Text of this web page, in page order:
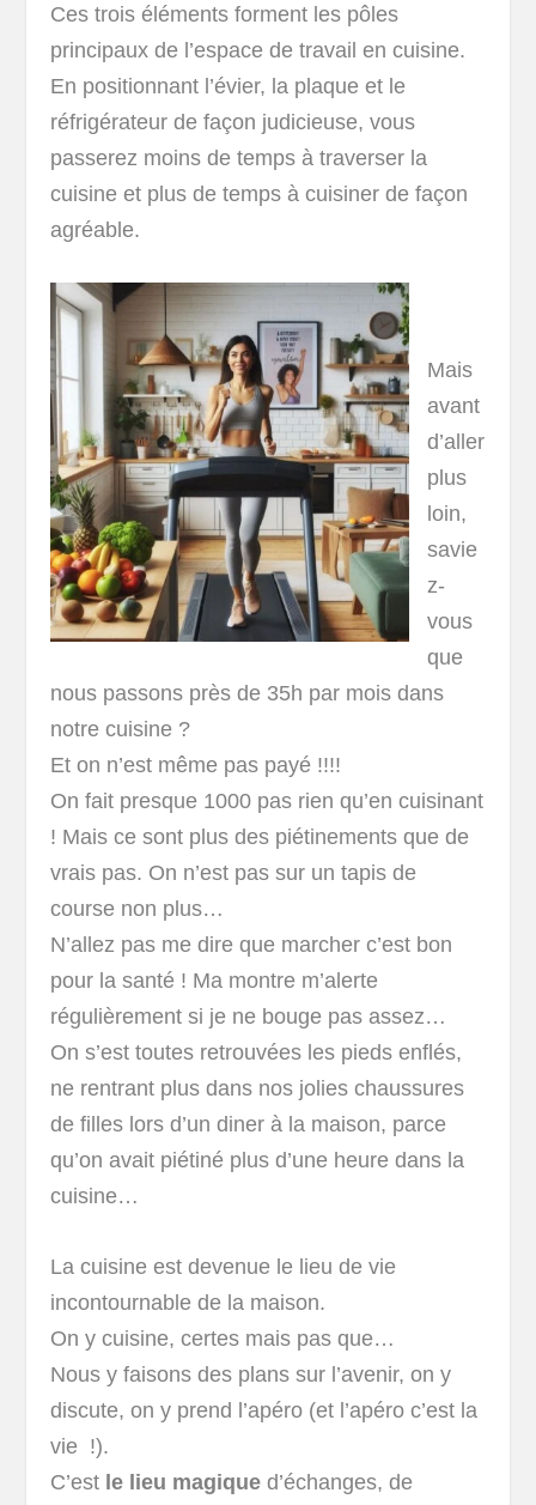
Ces trois éléments forment les pôles
principaux de l’espace de travail en cuisine.
En positionnant l’évier, la plaque et le
réfrigérateur de façon judicieuse, vous
passerez moins de temps à traverser la
cuisine et plus de temps à cuisiner de façon
agréable.
Mais
avant
d’aller
plus
loin,
savie
z-
vous
que
nous passons près de 35h par mois dans
notre cuisine ?
Et on n’est même pas payé !!!!
On fait presque 1000 pas rien qu’en cuisinant
! Mais ce sont plus des piétinements que de
vrais pas. On n’est pas sur un tapis de
course non plus…
N’allez pas me dire que marcher c’est bon
pour la santé ! Ma montre m’alerte
régulièrement si je ne bouge pas assez…
On s’est toutes retrouvées les pieds enflés,
ne rentrant plus dans nos jolies chaussures
de filles lors d’un diner à la maison, parce
qu’on avait piétiné plus d’une heure dans la
cuisine…
La cuisine est devenue le lieu de vie
incontournable de la maison.
On y cuisine, certes mais pas que…
Nous y faisons des plans sur l’avenir, on y
discute, on y prend l’apéro (et l’apéro c’est la
vie !).
C’est le lieu magique d’échanges, de